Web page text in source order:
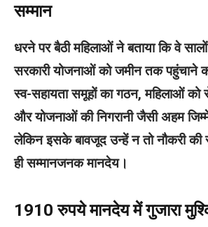
सम्मान
धरने पर बैठी महिलाओं ने बताया कि वे
सरकारी योजनाओं को जमीन तक पहुंचाने
स्व-सहायता समूहों का गठन, महिलाओं को
और योजनाओं की निगरानी जैसी अहम
लेकिन इसके बावजूद उन्हें न तो नौकरी की
ही सम्मानजनक मानदेय।
1910 रुपये मानदेय में गुजारा